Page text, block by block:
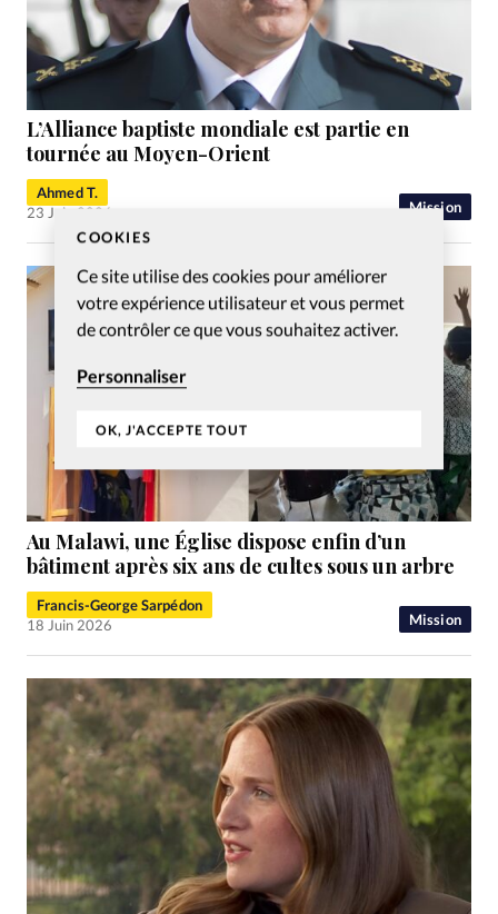
COOKIES
Ce site utilise des cookies pour améliorer
votre expérience utilisateur et vous permet
de contrôler ce que vous souhaitez activer.
Personnaliser
OK, J'ACCEPTE TOUT
Mission
L’Alliance baptiste mondiale est partie en
tournée au Moyen-Orient
Ahmed T.
23 Juin 2026
Mission
Au Malawi, une Église dispose enfin d’un
bâtiment après six ans de cultes sous un arbre
Francis-George Sarpédon
18 Juin 2026